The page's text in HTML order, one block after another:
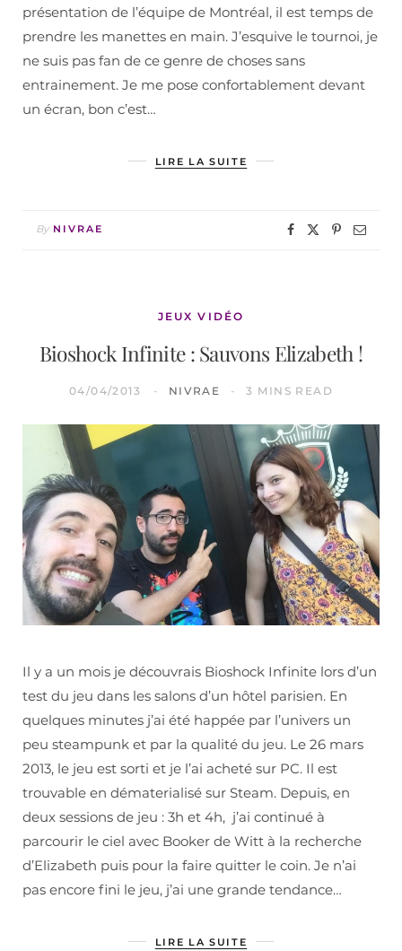
présentation de l’équipe de Montréal, il est temps de
prendre les manettes en main. J’esquive le tournoi, je
ne suis pas fan de ce genre de choses sans
entrainement. Je me pose confortablement devant
un écran, bon c’est…
LIRE LA SUITE
By NIVRAE
JEUX VIDÉO
Bioshock Infinite : Sauvons Elizabeth !
04/04/2013 NIVRAE 3 MINS READ
Il y a un mois je découvrais Bioshock Infinite lors d’un
test du jeu dans les salons d’un hôtel parisien. En
quelques minutes j’ai été happée par l’univers un
peu steampunk et par la qualité du jeu. Le 26 mars
2013, le jeu est sorti et je l’ai acheté sur PC. Il est
trouvable en dématerialisé sur Steam. Depuis, en
deux sessions de jeu : 3h et 4h, j’ai continué à
parcourir le ciel avec Booker de Witt à la recherche
d’Elizabeth puis pour la faire quitter le coin. Je n’ai
pas encore fini le jeu, j’ai une grande tendance…
LIRE LA SUITE